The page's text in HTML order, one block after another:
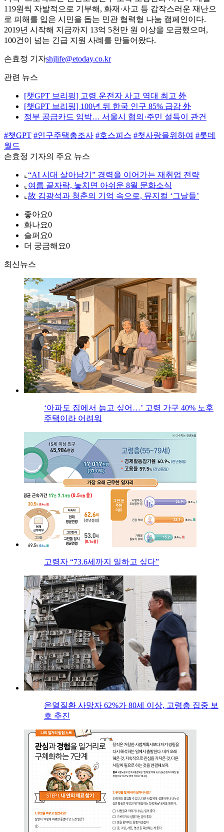
119원씩 자발적으로 기부해, 화재·사고 등 갑작스러운 재난으
로 피해를 입은 시민을 돕는 민관 협력형 나눔 캠페인이다.
2019년 시작해 지금까지 13억 5천만 원 이상을 모금했으며,
100건이 넘는 긴급 지원 사례를 만들어왔다.
손효정 기자shjlife@etoday.co.kr
관련 뉴스
[챗GPT 브리핑] 고령 운전자 사고 역대 최고 外
[챗GPT 브리핑] 100년 뒤 한국 인구 85% 급감 外
정부 공급카드 임박… 서울시 협의·주민 설득이 관건
#챗GPT #인구주택총조사 #호스피스 #첫사랑을위하여 #롯데
월드
손효정 기자의 주요 뉴스
⌞ “AI 시대 살아남기” 경력을 이어가는 재취업 전략
⌞ 여름 끝자락, 놓치면 아쉬운 8월 문화소식
⌞ 故 김광석과 청춘의 기억 속으로, 뮤지컬 ‘그날들’
좋아요0
화나요0
슬퍼요0
더 궁금해요0
최신뉴스
‘아파도 집에서 늙고 싶어…’ 고령 가구 40% 노후
주택이라 어려워
고령자 “73.6세까지 일하고 싶다”
온열질환 사망자 62%가 80세 이상, 고령층 집중 보
호 추진